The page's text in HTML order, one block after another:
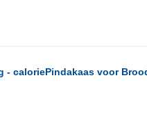
- caloriePindakaas voor